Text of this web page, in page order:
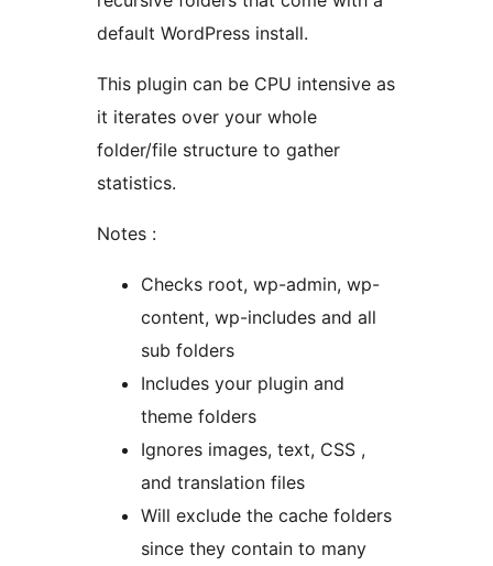
default WordPress install.
This plugin can be CPU intensive as
it iterates over your whole
folder/file structure to gather
statistics.
Notes :
Checks root, wp-admin, wp-
content, wp-includes and all
sub folders
Includes your plugin and
theme folders
Ignores images, text, CSS ,
and translation files
Will exclude the cache folders
since they contain to many